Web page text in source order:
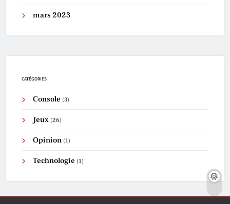
mars 2023
CATÉGORIES
Console (3)
Jeux (26)
Opinion (1)
Technologie (1)